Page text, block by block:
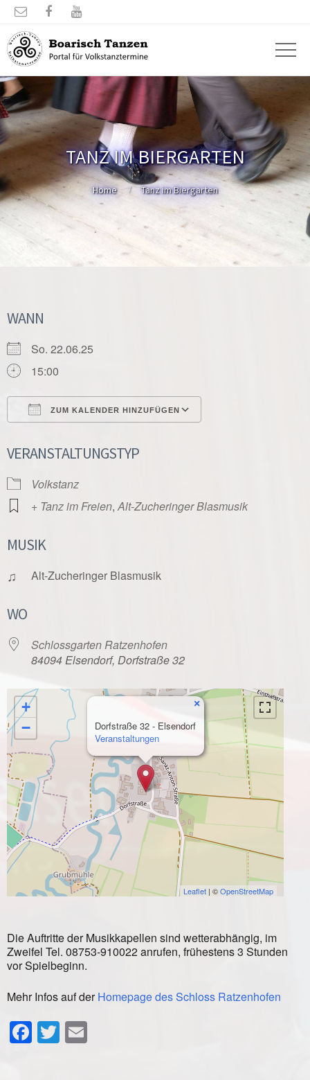
  
TANZ IM BIERGARTEN
Home Tanz im Biergarten
WANN
So. 22.06.25
15:00
ZUM KALENDER HINZUFÜGEN
VERANSTALTUNGSTYP
Volkstanz
+ Tanz im Freien,Alt-Zucheringer Blasmusik
MUSIK
♫ Alt-Zucheringer Blasmusik
WO
Schlossgarten Ratzenhofen
84094 Elsendorf, Dorfstraße 32
Dorfstraße 32 - Elsendorf
Veranstaltungen
×
+
−
Leaflet | ©OpenStreetMap
Die Auftritte der Musikkapellen sind wetterabhängig, im
Zweifel Tel. 08753-910022 anrufen, frühestens 3 Stunden
vor Spielbeginn.
Mehr Infos auf derHomepage des Schloss Ratzenhofen
Facebook
Twitter